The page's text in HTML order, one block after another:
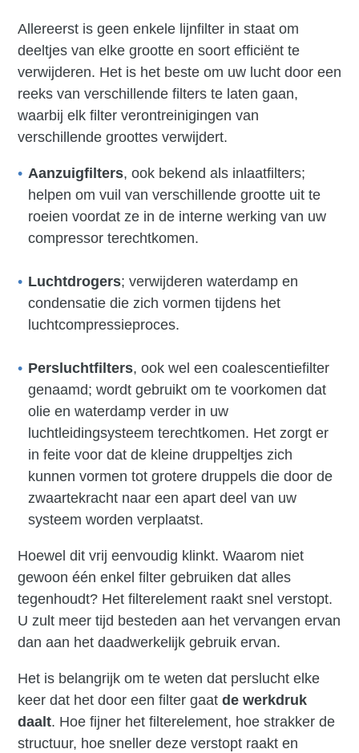
Allereerst is geen enkele lijnfilter in staat om
deeltjes van elke grootte en soort efficiënt te
verwijderen. Het is het beste om uw lucht door een
reeks van verschillende filters te laten gaan,
waarbij elk filter verontreinigingen van
verschillende groottes verwijdert.
Aanzuigfilters, ook bekend als inlaatfilters;
helpen om vuil van verschillende grootte uit te
roeien voordat ze in de interne werking van uw
compressor terechtkomen.
Luchtdrogers; verwijderen waterdamp en
condensatie die zich vormen tijdens het
luchtcompressieproces.
Persluchtfilters, ook wel een coalescentiefilter
genaamd; wordt gebruikt om te voorkomen dat
olie en waterdamp verder in uw
luchtleidingsysteem terechtkomen. Het zorgt er
in feite voor dat de kleine druppeltjes zich
kunnen vormen tot grotere druppels die door de
zwaartekracht naar een apart deel van uw
systeem worden verplaatst.
Hoewel dit vrij eenvoudig klinkt. Waarom niet
gewoon één enkel filter gebruiken dat alles
tegenhoudt? Het filterelement raakt snel verstopt.
U zult meer tijd besteden aan het vervangen ervan
dan aan het daadwerkelijk gebruik ervan.
Het is belangrijk om te weten dat perslucht elke
keer dat het door een filter gaat de werkdruk
daalt. Hoe fijner het filterelement, hoe strakker de
structuur, hoe sneller deze verstopt raakt en